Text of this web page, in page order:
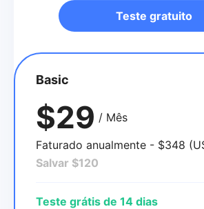
Teste gratuito
Basic
$29 / Mês
Faturado anualmente - $348
Salvar $120
Teste grátis de 14 dias